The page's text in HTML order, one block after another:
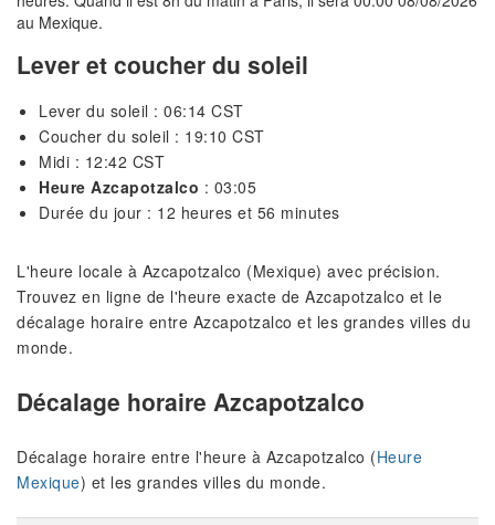
au Mexique.
Lever et coucher du soleil
Lever du soleil : 06:14 CST
Coucher du soleil : 19:10 CST
Midi : 12:42 CST
Heure Azcapotzalco : 03:05
Durée du jour : 12 heures et 56 minutes
L'heure locale à Azcapotzalco (Mexique) avec précision.
Trouvez en ligne de l'heure exacte de Azcapotzalco et le
décalage horaire entre Azcapotzalco et les grandes villes du
monde.
Décalage horaire Azcapotzalco
Décalage horaire entre l'heure à Azcapotzalco (Heure
Mexique) et les grandes villes du monde.